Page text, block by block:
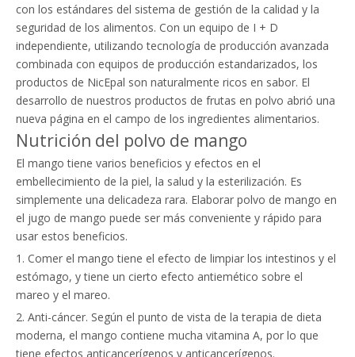
con los estándares del sistema de gestión de la calidad y la
seguridad de los alimentos. Con un equipo de I + D
independiente, utilizando tecnología de producción avanzada
combinada con equipos de producción estandarizados, los
productos de NicEpal son naturalmente ricos en sabor. El
desarrollo de nuestros productos de frutas en polvo abrió una
nueva página en el campo de los ingredientes alimentarios.
Nutrición del polvo de mango
El mango tiene varios beneficios y efectos en el
embellecimiento de la piel, la salud y la esterilización. Es
simplemente una delicadeza rara. Elaborar polvo de mango en
el jugo de mango puede ser más conveniente y rápido para
usar estos beneficios.
1. Comer el mango tiene el efecto de limpiar los intestinos y el
estómago, y tiene un cierto efecto antiemético sobre el
mareo y el mareo.
2. Anti-cáncer. Según el punto de vista de la terapia de dieta
moderna, el mango contiene mucha vitamina A, por lo que
tiene efectos anticancerígenos y anticancerígenos.